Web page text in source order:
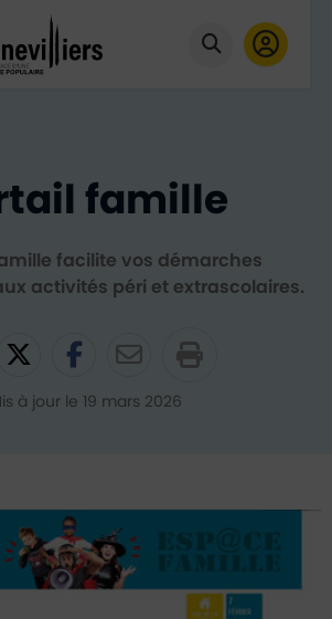
mobile Cliquer
famille
facilite vos démarches
activités péri et extrascolaires.
aux favoris
Partager sur Twitter
Partager sur
Partager par
à jour le 19 mars 2026